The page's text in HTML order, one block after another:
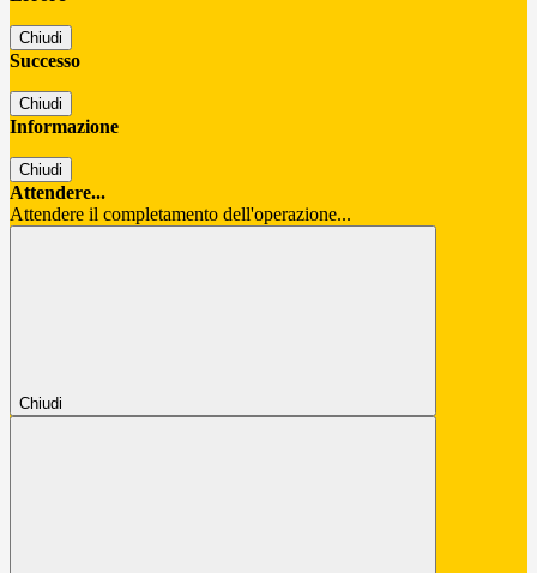
Chiudi
Successo
Chiudi
Informazione
Chiudi
Attendere...
Attendere il completamento dell'operazione...
Chiudi